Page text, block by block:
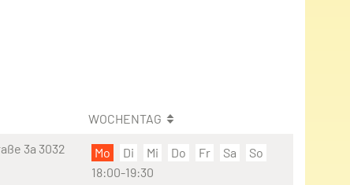
WOCHENTAG
3a 3032
Mo Di Mi Do Fr Sa
So
18:00-19:30